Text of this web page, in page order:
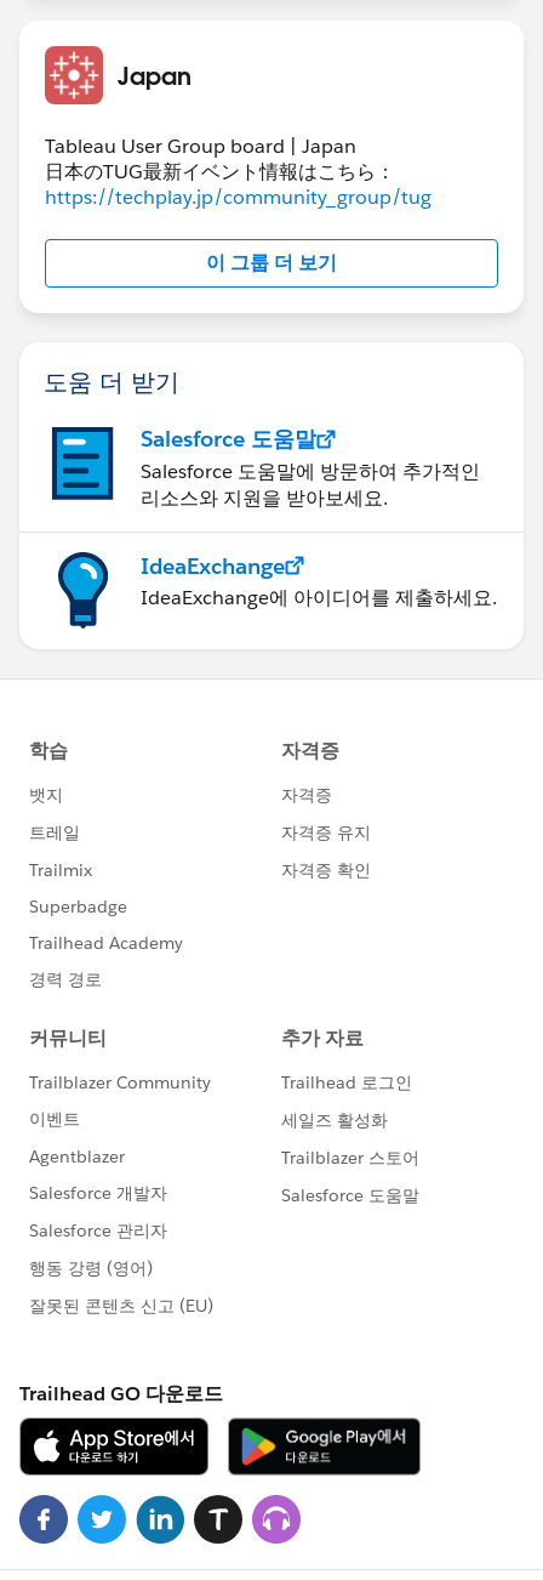
Japan
Tableau User Group board | Japan
日本のTUG最新イベント情報はこちら：
https://techplay.jp/community_group/tug
이 그룹 더 보기
도움 더 받기
Salesforce 도움말
Salesforce 도움말에 방문하여 추가적인
리소스와 지원을 받아보세요.
IdeaExchange
IdeaExchange에 아이디어를 제출하세요.